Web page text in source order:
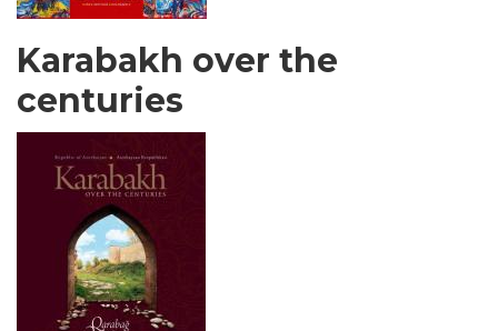
Karabakh over the
centuries